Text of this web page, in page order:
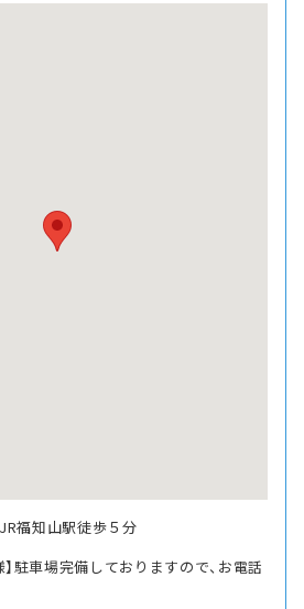
福知山駅徒歩５分
駐車場完備しておりますので、お電話